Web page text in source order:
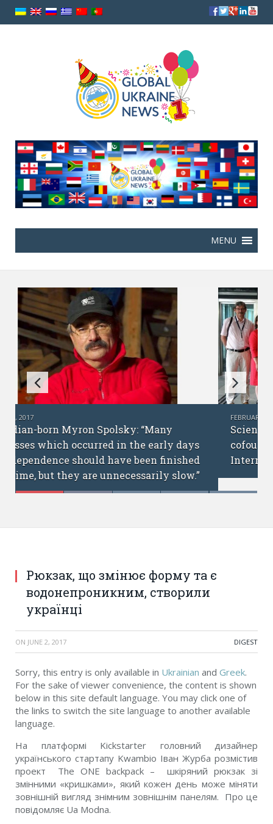
FEBRUARY 6, 2017
Science without borders: interview with
cofounders of the Ukrainian Academic
International Network
Рюкзак, що змінює форму та є
водонепроникним, створили
українці
ON JUNE 2, 2017 DIGEST
Sorry, this entry is only available in Ukrainian and Greek.
For the sake of viewer convenience, the content is shown
below in this site default language. You may click one of
the links to switch the site language to another available
language.
На платформі Kickstarter головний дизайнер
українського стартапу Kwambio Іван Журба розмістив
проект The ONE backpack – шкіряний рюкзак зі
змінними «кришками», який кожен день може міняти
зовнішній вигляд знімним зовнішнім панелям. Про це
повідомляє Ua Modna.